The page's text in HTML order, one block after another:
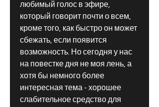
любимый голос в эфире,
который говорит почти о всем,
кроме того, как быстро он может
сбежать, если появится
возможность. Но сегодня у нас
на повестке дня не моя лень, а
хотя бы немного более
интересная тема - хорошее
слабительное средство для